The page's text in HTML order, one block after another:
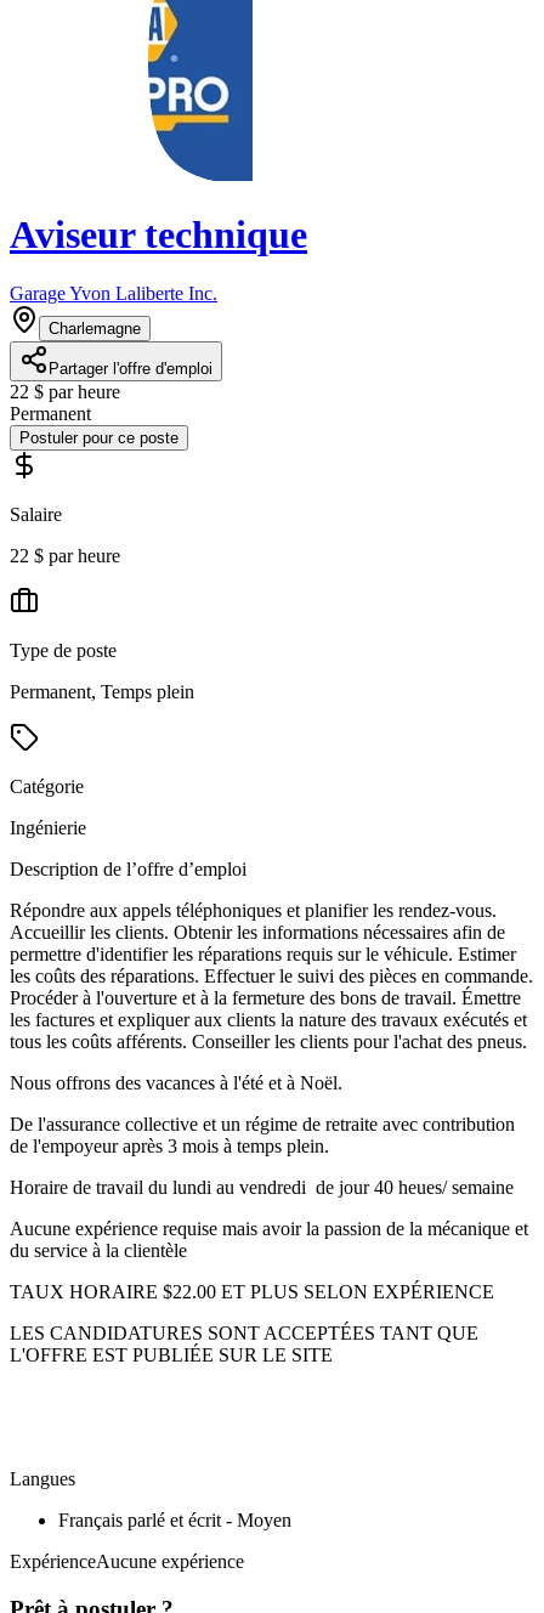
Aviseur technique
Garage Yvon Laliberte Inc.
Charlemagne
Partager l'offre d'emploi
22 $ par heure
Permanent
Postuler pour ce poste
Salaire
22 $ par heure
Type de poste
Permanent, Temps plein
Catégorie
Ingénierie
Description de l’offre d’emploi
Répondre aux appels téléphoniques et planifier les rendez-vous.
Accueillir les clients. Obtenir les informations nécessaires afin de
permettre d'identifier les réparations requis sur le véhicule. Estimer
les coûts des réparations. Effectuer le suivi des pièces en commande.
Procéder à l'ouverture et à la fermeture des bons de travail. Émettre
les factures et expliquer aux clients la nature des travaux exécutés et
tous les coûts afférents. Conseiller les clients pour l'achat des pneus.
Nous offrons des vacances à l'été et à Noël.
De l'assurance collective et un régime de retraite avec contribution
de l'empoyeur après 3 mois à temps plein.
Horaire de travail du lundi au vendredi de jour 40 heues/ semaine
Aucune expérience requise mais avoir la passion de la mécanique et
du service à la clientèle
TAUX HORAIRE $22.00 ET PLUS SELON EXPÉRIENCE
LES CANDIDATURES SONT ACCEPTÉES TANT QUE
L'OFFRE EST PUBLIÉE SUR LE SITE
Langues
Français parlé et écrit - Moyen
ExpérienceAucune expérience